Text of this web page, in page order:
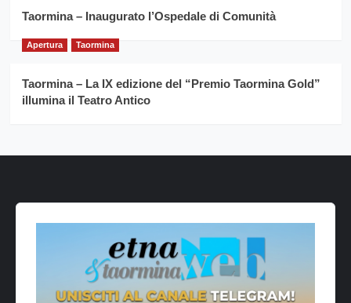
Taormina – Inaugurato l’Ospedale di Comunità
Apertura Taormina
Taormina – La IX edizione del “Premio Taormina Gold”
illumina il Teatro Antico